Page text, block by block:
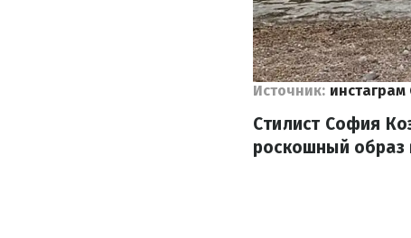
Источник:
Стилист София
роскошный образ